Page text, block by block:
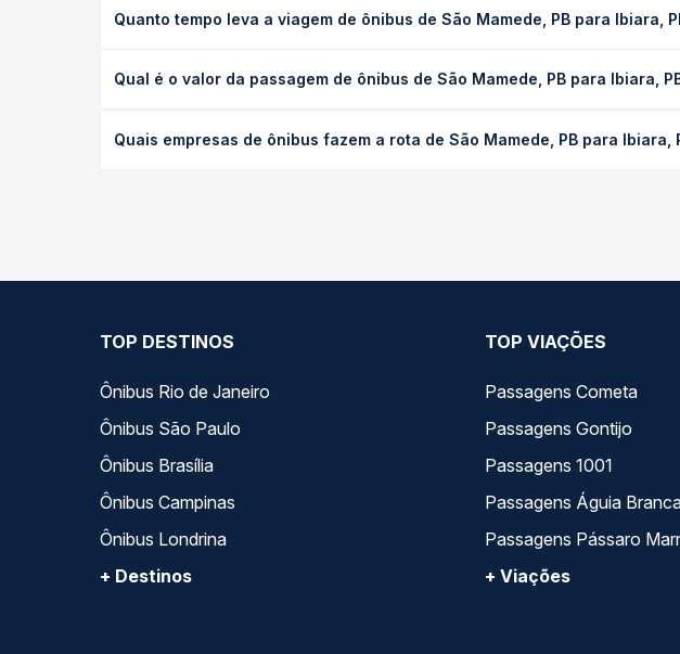
Quanto tempo leva a viagem de ônibus de São Mamede, PB para Ibiara,
ou leito) e as condições de tráfego. Na Quero Passagem você consulta os
Qual é o valor da passagem de ônibus de São Mamede, PB para Ibiara,
poltrona e a antecedência da compra. Na Quero Passagem você compara
Quais empresas de ônibus fazem a rota de São Mamede, PB para Ibiara,
TOP DESTINOS
Ônibus Rio de Janeiro
Ônibus São Paulo
Ônibus Brasília
Ônibus Campinas
Ônibus Londrina
+ Destinos
TOP VIAÇÕES
Passagens Cometa
Passagens Gontijo
Passagens 1001
Passagens Águia
Passagens Pássaro
+ Viações